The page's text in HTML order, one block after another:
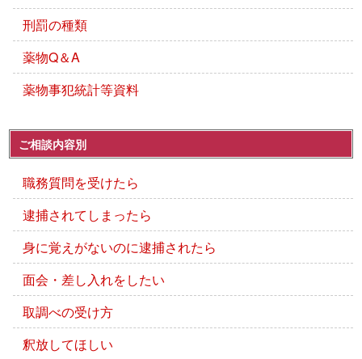
刑罰の種類
薬物Q＆A
薬物事犯統計等資料
ご相談内容別
職務質問を受けたら
逮捕されてしまったら
身に覚えがないのに逮捕されたら
面会・差し入れをしたい
取調べの受け方
釈放してほしい